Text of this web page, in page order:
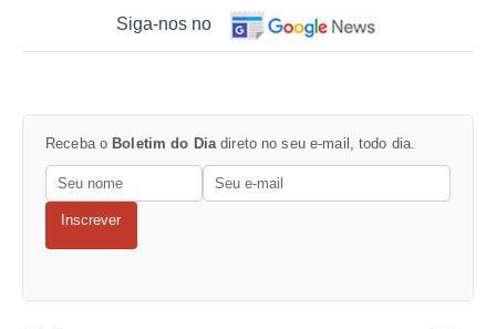
Siga-nos no
Receba o Boletim do Diadireto no seu e-mail, todo dia.
Inscrever